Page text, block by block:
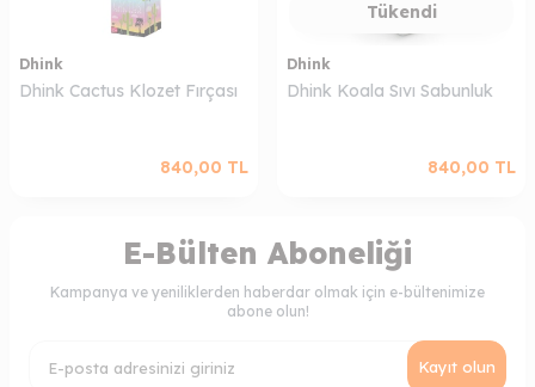
Dhink
Dhink Cactus Klozet Fırçası
840,00 TL
Tükendi
Dhink
Dhink Koala Sıvı Sabunluk
840,00 TL
E-Bülten Aboneliği
Kampanya ve yeniliklerden haberdar olmak için e-bültenimize
abone olun!
Kayıt olun